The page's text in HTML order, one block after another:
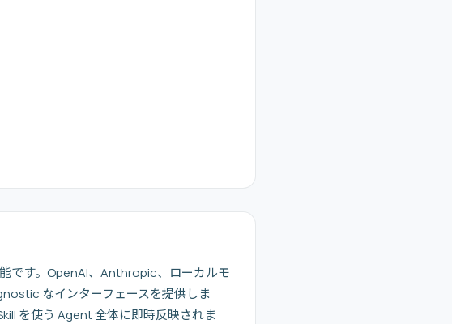
です。OpenAI、Anthropic、ローカルモ
なインターフェースを提供しま
を使う Agent 全体に即時反映されま